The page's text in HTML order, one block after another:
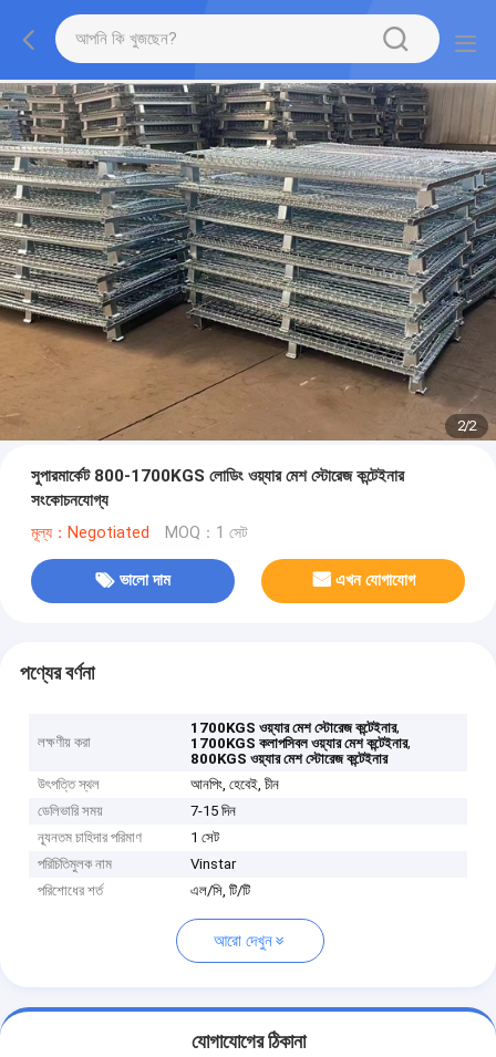
2/2
সুপারমার্কেট 800-1700KGS লোডিং ওয়্যার মেশ স্টোরেজ কন্টেইনার
সংকোচনযোগ্য
মূল্য：Negotiated MOQ：1 সেট
ভালো দাম এখন যোগাযোগ
পণ্যের বর্ণনা
লক্ষণীয় করা
1700KGS ওয়্যার মেশ স্টোরেজ কন্টেইনার,
1700KGS কলাপসিবল ওয়্যার মেশ কন্টেইনার,
800KGS ওয়্যার মেশ স্টোরেজ কন্টেইনার
উৎপত্তি স্থল
আনপিং, হেবেই, চীন
ডেলিভারি সময়
7-15 দিন
ন্যূনতম চাহিদার পরিমাণ
1 সেট
পরিচিতিমুলক নাম
Vinstar
পরিশোধের শর্ত
এল/সি, টি/টি
আরো দেখুন
যোগাযোগের ঠিকানা